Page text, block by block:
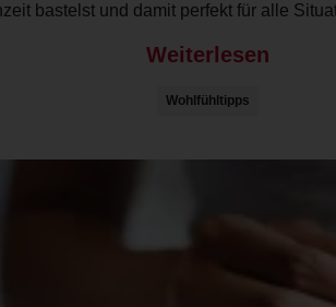
bastelst und damit perfekt für alle
Weiterlesen
Wohlfühltipps